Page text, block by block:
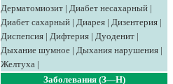
Дерматомиозит | Диабет несахарный |
Диабет сахарный | Диарея | Дизентерия |
Диспепсия | Дифтерия | Дуоденит |
Дыхание шумное | Дыхания нарушения |
Желтуха |
Заболевания (З—Н)